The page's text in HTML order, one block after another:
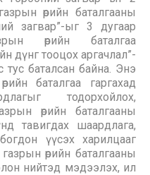
өрийн баталгааны
загвар”-ыг 3 дугаар
өрийн баталгаа
дүнг тооцох аргачлал”-
тус баталсан байна. Энэ
баталгаа гаргахад
тодорхойлох,
өрийн баталгааны
тавигдах шаардлага,
үүсэх харилцааг
өрийн баталгааны
нийтэд мэдээлэх, ил